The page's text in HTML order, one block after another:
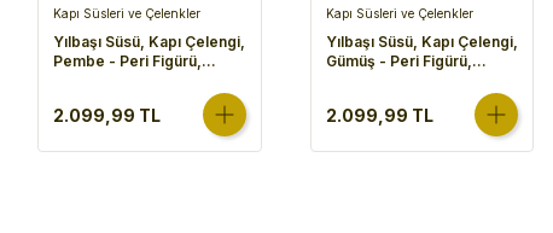
Kapı Süsleri ve Çelenkler
Yılbaşı Süsü, Kapı Çelengi,
Pembe - Peri Figürü,
2.099,99 TL
Kapı Süsleri ve Çelenkler
Yılbaşı Süsü, Kapı Çelengi,
Gümüş - Peri Figürü,
2.099,99 TL